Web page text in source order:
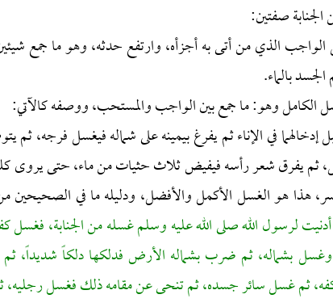
صفتين:
الذي من أتى به أجزأه، وارتفع حدثه، وهو ما جمع
بالماء.
الكامل وهو: ما جمع بين الواجب والمستحب، ووصفه كالآتي:
إدخالهما في الإناء ثم يفرغ بيمينه على شماله فيغسل فرجه،
ثم يفرق شعر رأسه فيفيض ثلاث حثيات من ماء، حتى يروى
هذا هو الغسل الأكمل والأفضل، ودليله ما في
أدنيت لرسول الله صلى الله عليه وسلم غسله من الجنابة، فغسل
بشماله، ثم ضرب بشماله الأرض فدلكها دلكاً شديداً،
ثم غسل سائر جسده، ثم تنحى عن مقامه ذلك فغسل رجليه، ثم